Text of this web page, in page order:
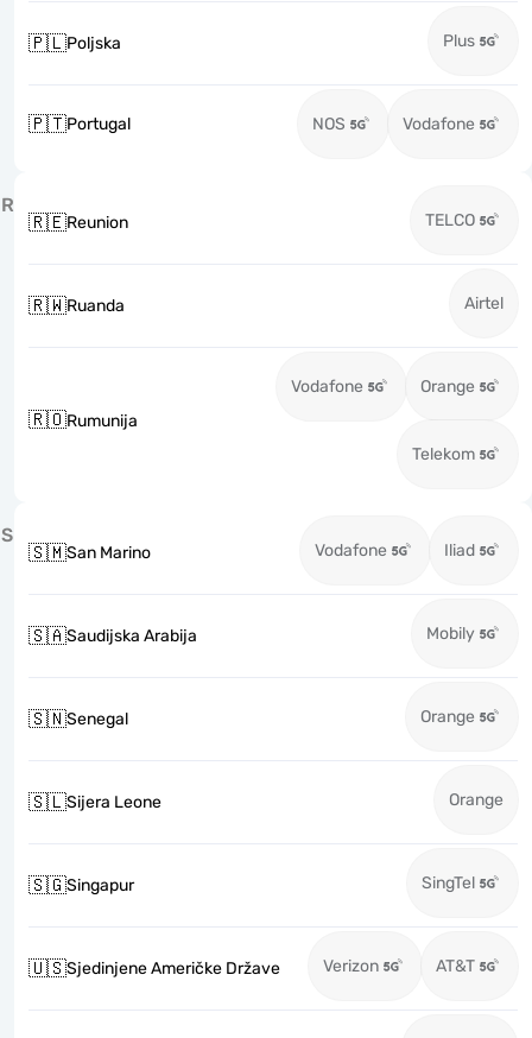
🇵🇱Poljska Plus
🇵🇹Portugal NOS Vodafone
R
🇷🇪Reunion TELCO
🇷🇼Ruanda Airtel
🇷🇴Rumunija
Vodafone Orange
Telekom
S
🇸🇲San Marino Vodafone Iliad
🇸🇦Saudijska Arabija Mobily
🇸🇳Senegal Orange
🇸🇱Sijera Leone Orange
🇸🇬Singapur SingTel
🇺🇸Sjedinjene Američke Države Verizon AT&T